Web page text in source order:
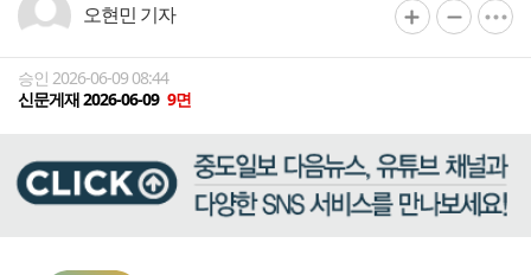
오현민 기자
승인 2026-06-09 08:44
신문게재 2026-06-09 9면